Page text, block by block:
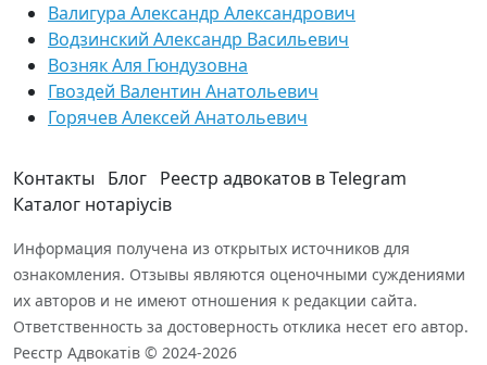
Валигура Александр Александрович
Водзинский Александр Васильевич
Возняк Аля Гюндузовна
Гвоздей Валентин Анатольевич
Горячев Алексей Анатольевич
Контакты Блог Реестр адвокатов в Telegram
Каталог нотаріусів
Информация получена из открытых источников для
ознакомления. Отзывы являются оценочными суждениями
их авторов и не имеют отношения к редакции сайта.
Ответственность за достоверность отклика несет его автор.
Реєстр Адвокатів © 2024-2026